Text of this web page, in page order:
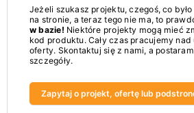
Jeżeli szukasz projektu, czegoś, co
na stronie, a teraz tego nie ma, to
w bazie! Niektóre projekty mogą mieć
kod produktu. Cały czas pracujemy nad
oferty. Skontaktuj się z nami, a
szczegóły.
Zapytaj o projekt, ofertę lub